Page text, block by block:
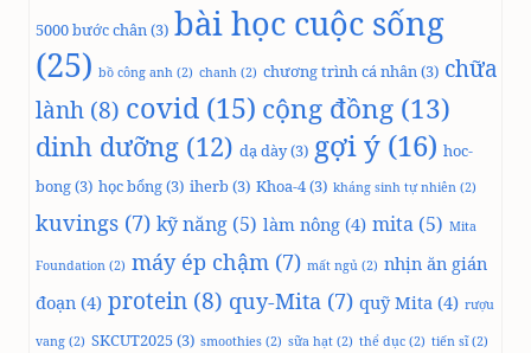
5000 bước chân(3) bài học cuộc sống
(25) bồ công anh (2) chanh (2) chương trình cá nhân(3) chữa
lành (8) covid (15) cộng đồng (13)
dinh dưỡng (12) dạ dày(3) gợi ý (16) hoc-
bong(3) học bổng(3) iherb(3) Khoa-4(3) kháng sinh tự nhiên (2)
kuvings (7) kỹ năng (5) làm nông (4) mita (5) Mita
Foundation (2) máy ép chậm (7) mất ngủ (2) nhịn ăn gián
đoạn (4) protein (8) quy-Mita (7) quỹ Mita (4) rượu
vang (2) SKCUT2025(3) smoothies (2) sữa hạt (2) thể dục (2) tiến sĩ(2)